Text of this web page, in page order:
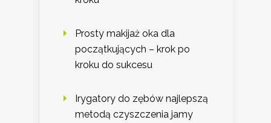
Prosty makijaż oka dla
początkujących – krok po
kroku do sukcesu
Irygatory do zębów najlepszą
metodą czyszczenia jamy